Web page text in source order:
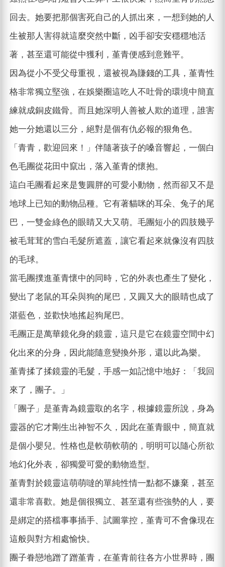
回去。她要把那個害死自己的人抓出來，一想到她的人
生被那人害得就這麼突然中斷，凶手卻安安穩穩地活
著，甚至還可能從中獲利，堇青便感到意難平。
因為從小不受父母重視，還被視為賺錢的工具，堇青性
格非常獨立堅強，在娛樂圈這吃人不吐骨的環境中簡直
練就成銅皮鐵骨。而且她深明人善被人欺的道理，誰害
她一分她還以三分，絕對是個有仇必報的狠角色。
「青青，歡迎回來！」伴隨著孩子的嗓音響起，一個白
色毛團從花田中竄出，落入堇青的懷抱。
這白毛團看起來是隻圓胖的可愛小動物，然而卻又不是
地球上已知的動物品種。它有著貓咪的耳朵、兔子的尾
巴，一雙金綠色的眼睛又大又萌。毛團短小的四肢幾乎
被毛茸茸的雪白毛髮所遮蓋，讓它看起來就像沒有四肢
的毛球。
當毛團撲進堇青懷中的同時，它的外表也產生了變化，
變出了老鼠的耳朵與狗的尾巴，又圓又大的眼睛也成了
湛藍色，並歡快地搖起狗尾巴。
毛團正是萬華鏡化身的鏡靈，這只是它在鏡靈空間中幻
化出來的分身，因此能隨意變換外形，還以此為樂。
堇青揉了揉鏡靈的毛髮，手感一如記憶中地好：「我回
來了，團子。」
「團子」是堇青為鏡靈取的名字，根據鏡靈所說，身為
靈器的它才剛生出神智不久，因此在堇青眼中，簡直就
是個小嬰兒。性格也是軟萌軟萌的，明明可以隨心所欲
地幻化外表，卻獨愛可愛的動物造型。
堇青對於鏡靈這萌萌噠的單純性情一點都不嫌棄，甚至
還非常喜歡。她是個很獨立、甚至還有些強勢的人，要
是綁定的搭檔事事插手、試圖掌控，堇青可不會像現在
這般與對方相處愉快。
團子眷戀地蹭了蹭堇青，在堇青前往各方小世界時，團